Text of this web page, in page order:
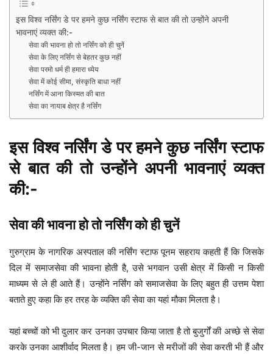
इस विश्व नर्सिंग डे पर हमने कुछ नर्सिंग स्टाफ से बात की तो उन्होंने अपनी
भावनाएं व्यक्त की:-
सेवा की भावना हो तो नर्सिंग को ही चुनें
सेवा के लिए नर्सिंग से बेहतर कुछ नहीं
सेवा परमो धर्म ही हमारा ध्येय
सेवा में कोई सीमा, संस्कृति बाधा नहीं
नर्सिंग में आना किस्मत की बात
सेवा का नायाब क्षेत्र है नर्सिंग
इस विश्व नर्सिंग डे पर हमने कुछ नर्सिंग स्टाफ
से बात की तो उन्होंने अपनी भावनाएं व्यक्त
की:-
सेवा की भावना हो तो नर्सिंग को ही चुनें
गुरुग्राम के नागरिक अस्पताल की नर्सिंग स्टाफ पूनम सहराय कहती हैं कि जिसके
दिल में समाजसेवा की भावना होती है, उसे भगवान उसी क्षेत्र में किसी न किसी
माध्यम से ले ही आते हैं। उन्होंने नर्सिंग को समाजसेवा के लिए बहुत ही उत्तम पेशा
बताते हुए कहा कि हर तरह के व्यक्ति की सेवा का यहां मौका मिलता है।
यहां बच्चों को भी दुलार कर उनका उपचार किया जाता है तो बुजुर्गों की अच्छे से सेवा
करके उनका आशीर्वाद मिलता है। हम जी-जान से मरीजों की सेवा करती भी हैं और